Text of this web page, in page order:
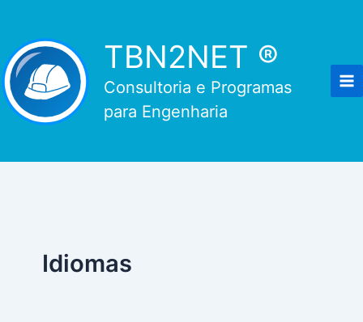
conteúdo
TBN2NET ®
Consultoria e Programas
para Engenharia
Idiomas